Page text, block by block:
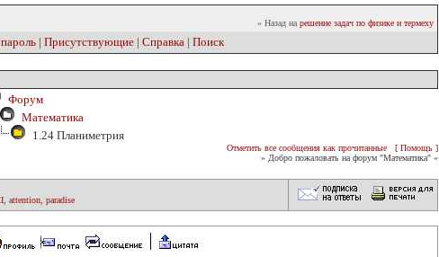
» Назад на решение задач по физике и термеху
| Присутствующие | Справка | Поиск
Форум
Математика
1.24 Планиметрия
Отметить все сообщения как прочитанные
[ Помощь ]
» Добро пожаловать на форум "Математика" «
attention paradise